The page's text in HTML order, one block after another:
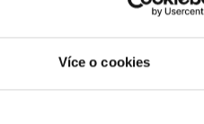
Více o cookies